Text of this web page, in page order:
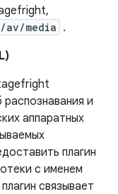
av/media .
и
аппаратных
плагин
с именем
связывает